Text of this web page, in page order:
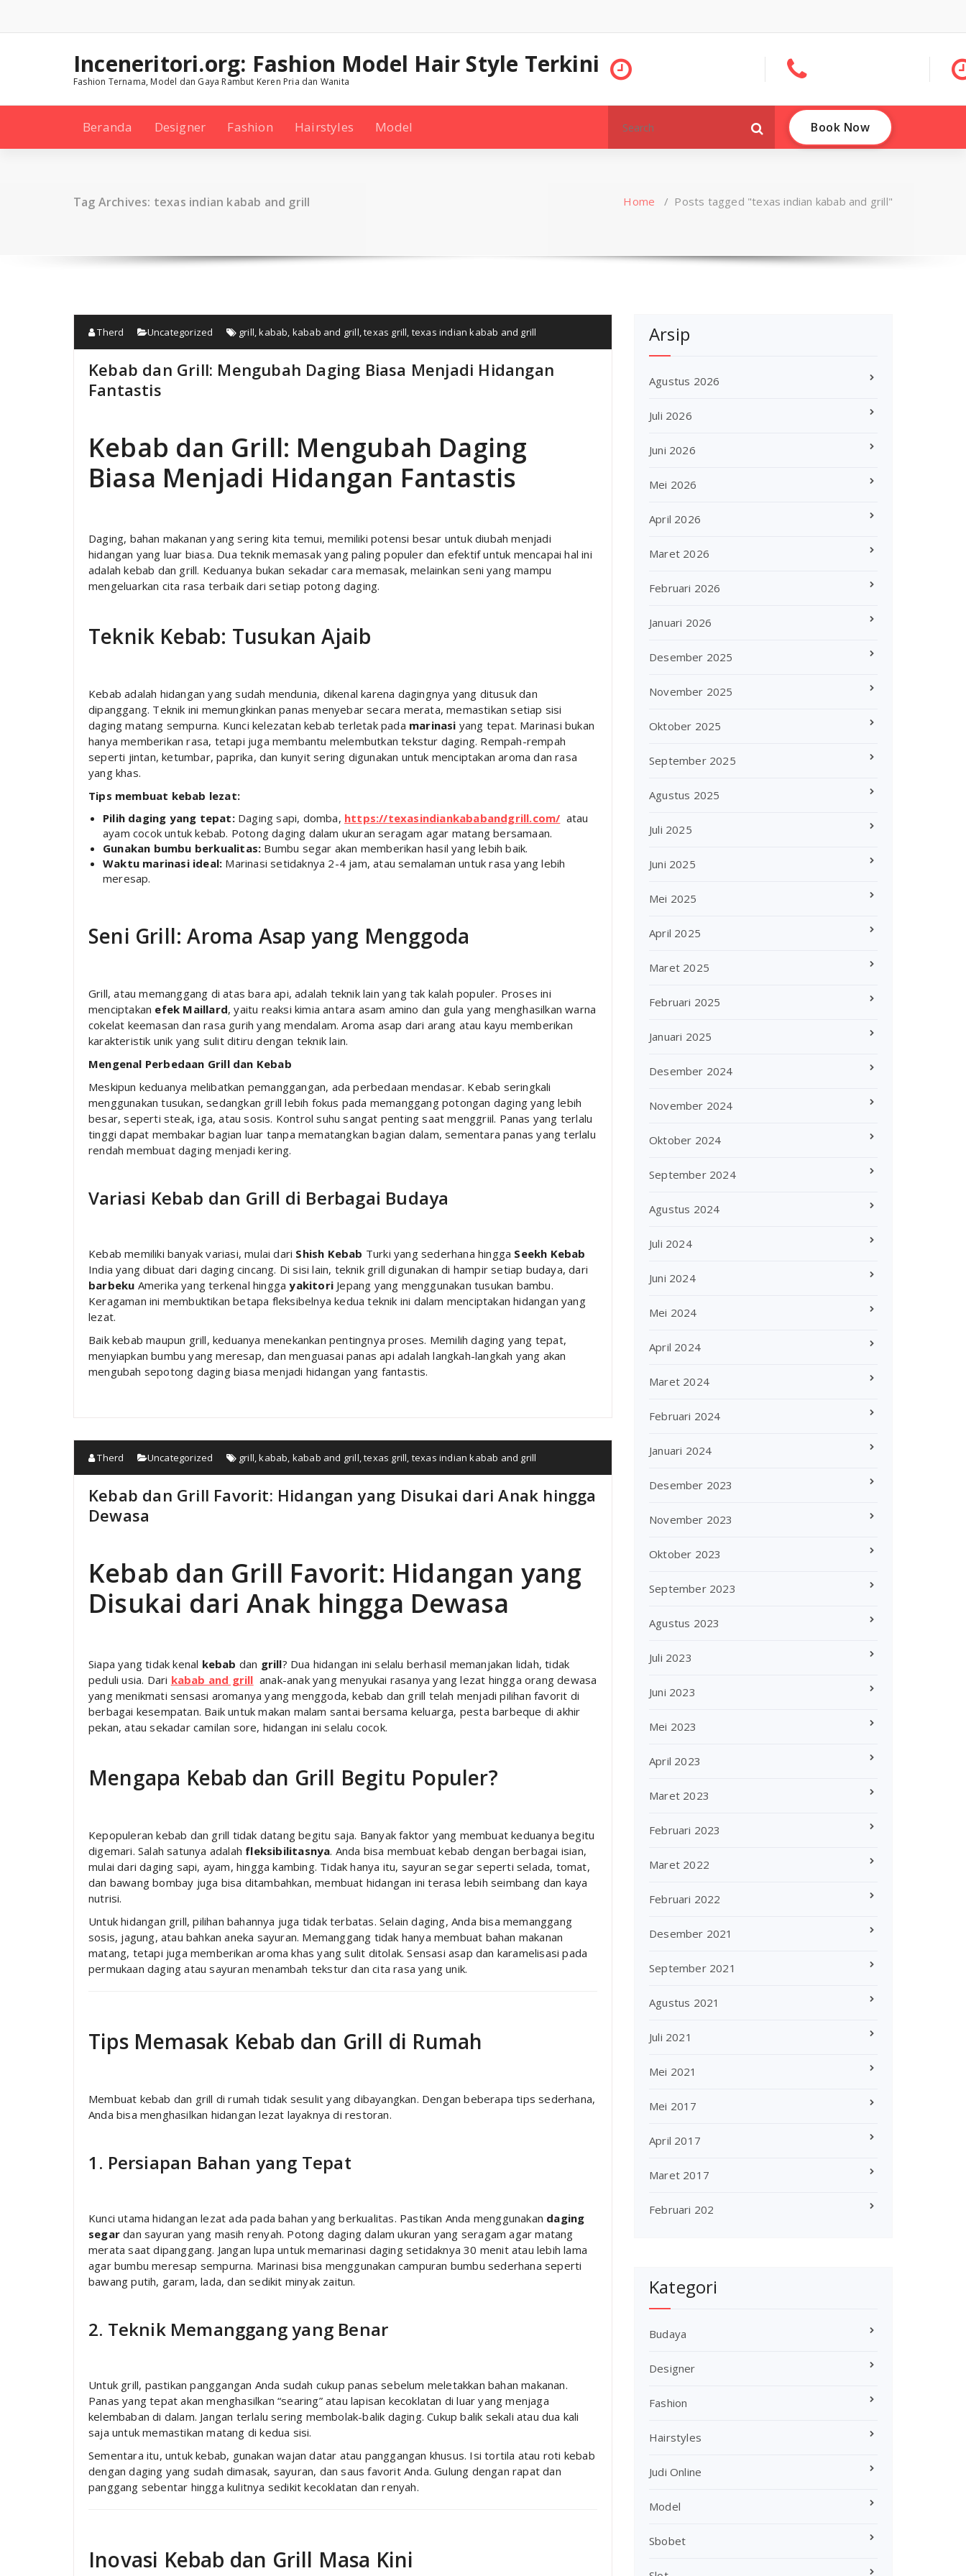
content
Inceneritori.org: Fashion Model Hair Style Terkini
Fashion Ternama, Model dan Gaya Rambut Keren Pria dan Wanita
Beranda Designer Fashion Hairstyles Model
for:
Book Now
Tag Archives: texas indian kabab and grill Home / Posts tagged "texas indian kabab and grill"
Therd Uncategorized grill,kabab, kabab and grill,texas grill, texas indian kabab and grill
Kebab dan Grill: Mengubah Daging Biasa Menjadi Hidangan
Fantastis
Kebab dan Grill: Mengubah Daging
Biasa Menjadi Hidangan Fantastis
Daging, bahan makanan yang sering kita temui, memiliki potensi besar untuk diubah menjadi
hidangan yang luar biasa. Dua teknik memasak yang paling populer dan efektif untuk mencapai hal ini
adalah kebab dan grill. Keduanya bukan sekadar cara memasak, melainkan seni yang mampu
mengeluarkan cita rasa terbaik dari setiap potong daging.
Teknik Kebab: Tusukan Ajaib
Kebab adalah hidangan yang sudah mendunia, dikenal karena dagingnya yang ditusuk dan
dipanggang. Teknik ini memungkinkan panas menyebar secara merata, memastikan setiap sisi
daging matang sempurna. Kunci kelezatan kebab terletak pada marinasi yang tepat. Marinasi bukan
hanya memberikan rasa, tetapi juga membantu melembutkan tekstur daging. Rempah-rempah
seperti jintan, ketumbar, paprika, dan kunyit sering digunakan untuk menciptakan aroma dan rasa
yang khas.
Tips membuat kebab lezat:
Pilih daging yang tepat:Daging sapi, domba, https://texasindiankababandgrill.com/ atau
ayam cocok untuk kebab. Potong daging dalam ukuran seragam agar matang bersamaan.
Gunakan bumbu berkualitas: Bumbu segar akan memberikan hasil yang lebih baik.
Waktu marinasi ideal: Marinasi setidaknya 2-4 jam, atau semalaman untuk rasa yang lebih
meresap.
Seni Grill: Aroma Asap yang Menggoda
Grill, atau memanggang di atas bara api, adalah teknik lain yang tak kalah populer. Proses ini
menciptakan efek Maillard, yaitu reaksi kimia antara asam amino dan gula yang menghasilkan warna
cokelat keemasan dan rasa gurih yang mendalam. Aroma asap dari arang atau kayu memberikan
karakteristik unik yang sulit ditiru dengan teknik lain.
Mengenal Perbedaan Grill dan Kebab
Meskipun keduanya melibatkan pemanggangan, ada perbedaan mendasar. Kebab seringkali
menggunakan tusukan, sedangkan grill lebih fokus pada memanggang potongan daging yang lebih
besar, seperti steak, iga, atau sosis. Kontrol suhu sangat penting saat menggriil. Panas yang terlalu
tinggi dapat membakar bagian luar tanpa mematangkan bagian dalam, sementara panas yang terlalu
rendah membuat daging menjadi kering.
Variasi Kebab dan Grill di Berbagai Budaya
Kebab memiliki banyak variasi, mulai dari Shish Kebab Turki yang sederhana hingga Seekh Kebab
India yang dibuat dari daging cincang. Di sisi lain, teknik grill digunakan di hampir setiap budaya, dari
barbeku Amerika yang terkenal hinggayakitori Jepang yang menggunakan tusukan bambu.
Keragaman ini membuktikan betapa fleksibelnya kedua teknik ini dalam menciptakan hidangan yang
lezat.
Baik kebab maupun grill, keduanya menekankan pentingnya proses. Memilih daging yang tepat,
menyiapkan bumbu yang meresap, dan menguasai panas api adalah langkah-langkah yang akan
mengubah sepotong daging biasa menjadi hidangan yang fantastis.
Therd Uncategorized grill,kabab, kabab and grill,texas grill, texas indian kabab and grill
Kebab dan Grill Favorit: Hidangan yang Disukai dari Anak hingga
Dewasa
Kebab dan Grill Favorit: Hidangan yang
Disukai dari Anak hingga Dewasa
Siapa yang tidak kenal kebab dan grill? Dua hidangan ini selalu berhasil memanjakan lidah, tidak
peduli usia. Dari kabab and grill anak-anak yang menyukai rasanya yang lezat hingga orang dewasa
yang menikmati sensasi aromanya yang menggoda, kebab dan grill telah menjadi pilihan favorit di
berbagai kesempatan. Baik untuk makan malam santai bersama keluarga, pesta barbeque di akhir
pekan, atau sekadar camilan sore, hidangan ini selalu cocok.
Mengapa Kebab dan Grill Begitu Populer?
Kepopuleran kebab dan grill tidak datang begitu saja. Banyak faktor yang membuat keduanya begitu
digemari. Salah satunya adalah fleksibilitasnya. Anda bisa membuat kebab dengan berbagai isian,
mulai dari daging sapi, ayam, hingga kambing. Tidak hanya itu, sayuran segar seperti selada, tomat,
dan bawang bombay juga bisa ditambahkan, membuat hidangan ini terasa lebih seimbang dan kaya
nutrisi.
Untuk hidangan grill, pilihan bahannya juga tidak terbatas. Selain daging, Anda bisa memanggang
sosis, jagung, atau bahkan aneka sayuran. Memanggang tidak hanya membuat bahan makanan
matang, tetapi juga memberikan aroma khas yang sulit ditolak. Sensasi asap dan karamelisasi pada
permukaan daging atau sayuran menambah tekstur dan cita rasa yang unik.
Tips Memasak Kebab dan Grill di Rumah
Membuat kebab dan grill di rumah tidak sesulit yang dibayangkan. Dengan beberapa tips sederhana,
Anda bisa menghasilkan hidangan lezat layaknya di restoran.
1. Persiapan Bahan yang Tepat
Kunci utama hidangan lezat ada pada bahan yang berkualitas. Pastikan Anda menggunakan daging
segar dan sayuran yang masih renyah. Potong daging dalam ukuran yang seragam agar matang
merata saat dipanggang. Jangan lupa untuk memarinasi daging setidaknya 30 menit atau lebih lama
agar bumbu meresap sempurna. Marinasi bisa menggunakan campuran bumbu sederhana seperti
bawang putih, garam, lada, dan sedikit minyak zaitun.
2. Teknik Memanggang yang Benar
Untuk grill, pastikan panggangan Anda sudah cukup panas sebelum meletakkan bahan makanan.
Panas yang tepat akan menghasilkan “searing” atau lapisan kecoklatan di luar yang menjaga
kelembaban di dalam. Jangan terlalu sering membolak-balik daging. Cukup balik sekali atau dua kali
saja untuk memastikan matang di kedua sisi.
Sementara itu, untuk kebab, gunakan wajan datar atau panggangan khusus. Isi tortila atau roti kebab
dengan daging yang sudah dimasak, sayuran, dan saus favorit Anda. Gulung dengan rapat dan
panggang sebentar hingga kulitnya sedikit kecoklatan dan renyah.
Inovasi Kebab dan Grill Masa Kini
Arsip
Agustus 2026
Juli 2026
Juni 2026
Mei 2026
April 2026
Maret 2026
Februari 2026
Januari 2026
Desember 2025
November 2025
Oktober 2025
September 2025
Agustus 2025
Juli 2025
Juni 2025
Mei 2025
April 2025
Maret 2025
Februari 2025
Januari 2025
Desember 2024
November 2024
Oktober 2024
September 2024
Agustus 2024
Juli 2024
Juni 2024
Mei 2024
April 2024
Maret 2024
Februari 2024
Januari 2024
Desember 2023
November 2023
Oktober 2023
September 2023
Agustus 2023
Juli 2023
Juni 2023
Mei 2023
April 2023
Maret 2023
Februari 2023
Maret 2022
Februari 2022
Desember 2021
September 2021
Agustus 2021
Juli 2021
Mei 2021
Mei 2017
April 2017
Maret 2017
Februari 202
Kategori
Budaya
Designer
Fashion
Hairstyles
Judi Online
Model
Sbobet